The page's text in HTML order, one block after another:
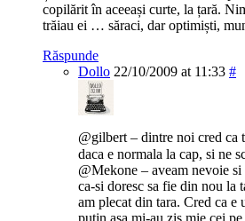
copilărit în aceeași curte, la țară.
trăiau ei … săraci, dar optimiști,
Răspunde
Dollo 22/10/2009 at 11:33 #
@gilbert – dintre noi cred ca
daca e normala la cap, si ne
@Mekone – aveam nevoie
ca-si doresc sa fie din nou la
am plecat din tara. Cred ca e
putin asa mi-au zis mie cei